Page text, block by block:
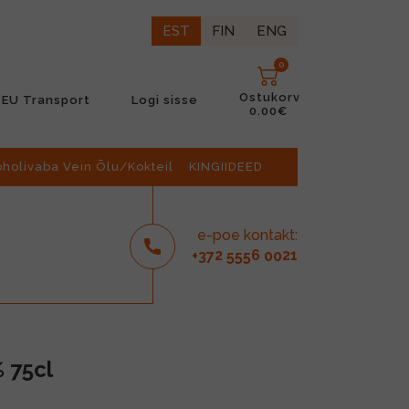
EST FIN ENG
EU Transport Logi sisse
0
Ostukorv
0.00€
Vein Õlu/Kokteil KINGIIDEED
e-poe kontakt:
+372 5556 0021
75cl